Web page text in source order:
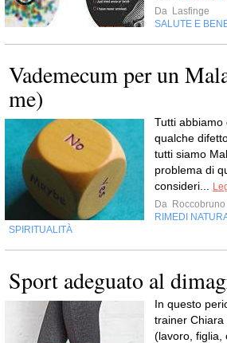
Da Lasfinge
SALUTE E
Vademecum per un
me)
Tutti abbiamo
qualche
tutti siamo
problema di
consideri...
Da Roccobruno
RIMEDI
SPIRITUALITÀ
Sport adeguato al
In questo
trainer Chiara
(lavoro, figlia,